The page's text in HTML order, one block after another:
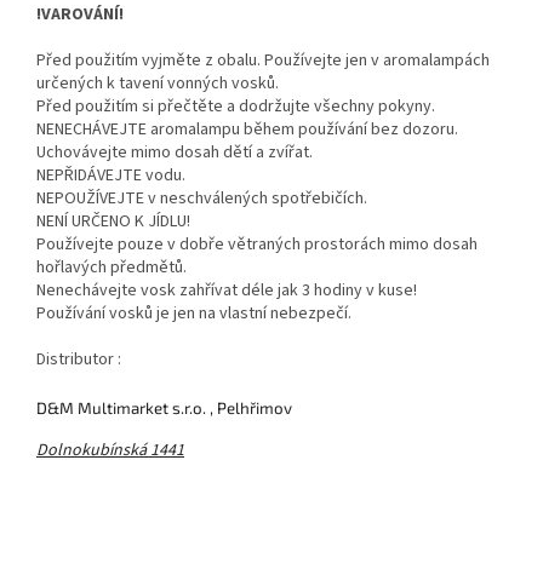
!VAROVÁNÍ!
Před použitím vyjměte z obalu. Používejte jen v aromalampách
určených k tavení vonných vosků.
Před použitím si přečtěte a dodržujte všechny pokyny.
NENECHÁVEJTE aromalampu během používání bez dozoru.
Uchovávejte mimo dosah dětí a zvířat.
NEPŘIDÁVEJTE vodu.
NEPOUŽÍVEJTE v neschválených spotřebičích.
NENÍ URČENO K JÍDLU!
Používejte pouze v dobře větraných prostorách mimo dosah
hořlavých předmětů.
Nenechávejte vosk zahřívat déle jak 3 hodiny v kuse!
Používání vosků je jen na vlastní nebezpečí.
Distributor :
D&M Multimarket s.r.o. , Pelhřimov
Dolnokubínská 1441